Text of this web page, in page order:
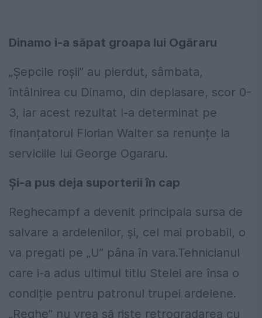
Dinamo i-a săpat groapa lui Ogăraru
„Șepcile roșii” au pierdut, sâmbata,
întâlnirea cu Dinamo, din deplasare, scor 0-
3, iar acest rezultat l-a determinat pe
finanțatorul Florian Walter sa renunțe la
serviciile lui George Ogararu.
Și-a pus deja suporterii în cap
Reghecampf a devenit principala sursa de
salvare a ardelenilor, și, cel mai probabil, o
va pregati pe „U” pâna în vara.Tehnicianul
care i-a adus ultimul titlu Stelei are însa o
condiție pentru patronul trupei ardelene.
„Reghe” nu vrea să riște retrogradarea cu